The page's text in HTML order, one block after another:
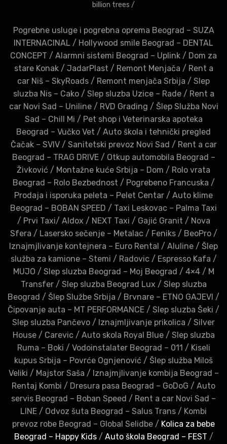
billion trees /
Pogrebne usluge i pogrebna oprema Beograd – SUZA
INTERNACINAL / Hollywood smile Beograd – DENTAL
CONCEPT / Alarmni sistemi Beograd – Uplink / Dom za
stare Konak/ JadarPlast / Remont Menjača / Rent a
car Niš – SkyRoads / Remont menjača Srbija / Slep
sluzba Nis – Cako/ Slep sluzba Uzice – Rade/ Rent a
car Novi Sad – Uniline/ RVD Grading / Šlep Služba Novi
Sad – Chill Mi / Pet shop i Veterinarska apoteka
Beograd – Vučko Vet / Auto škola i tehnički pregled
Čačak – SVIV/ Sanitetski prevoz Novi Sad / Rent a car
Beograd – TRAG DRIVE/ Otkup automobila Beograd –
Živković / Montažne kuće Srbija – Dom / Rolo vrata
Beograd – Rolo Bezbednost / Pogrebeno Francuska /
Prodaja i isporuka peleta – Pelet Centar / Auto klime
Beograd – BOBAN SPEED / Taxi Leskovac – Palma Taxi
/ Prvi Taxi/ Aldox / NEXT Taxi / Gajić Granit / Nova
Sfera / Lasersko sečenje – Metalac/ Feniks/ BeoPro/
Iznajmjlivanje kontejnera – Euro Rental / Aluline / Šlep
služba za kamione – Stemi / Radovic/ Espresso Kafa /
MUJO / Slep sluzba Beograd – Moj Beograd / 4×4/ M
Transfer/ Slep sluzba Beograd Lux / Slep sluzba
Beograd / Šlep Službe Srbija / Brvnare – ETNO GAJEVI /
Čipovanje auta – MT PERFORMANCE / Slep sluzba Šeki /
Slep sluzba Pančevo / Iznajmljivanje prikolica / Silver
House/ Carevic/ Auto skola Royal Blue/ Slep sluzba
Ruma – Boki / Vodoinstalater Beograd – 011 / Kiseli
kupus Srbija – Povrće Ognjenović / Šlep služba Miloš
Veliki / Majstor Saša / Iznajmjlivanje kombija Beograd –
Rentaj Kombi / Dresura pasa Beograd – GoDoG / Auto
servis Beograd – Boban Speed / Rent a car Novi Sad –
LINE / Odvoz šuta Beograd – Salus Trans / Kombi
prevoz robe Beograd – Global Selidbe / Kolica za bebe
Beograd – Happy Kids/ Auto škola Beograd – FEST /